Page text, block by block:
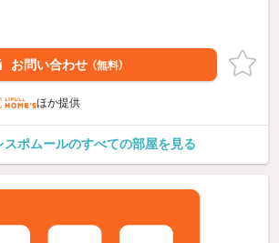
お問い合わせ （無料）
ほか提供
スポムールのすべての部屋を見る